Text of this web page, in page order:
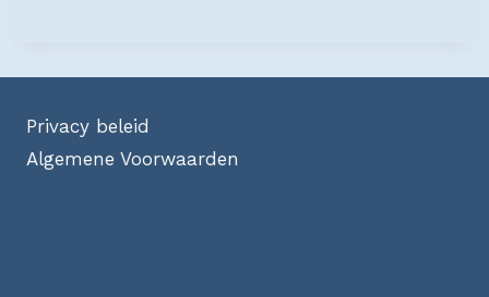
Privacy beleid
Algemene Voorwaarden